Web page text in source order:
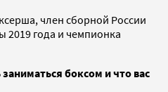
член сборной России
2019 года и чемпионка
боксом и что вас